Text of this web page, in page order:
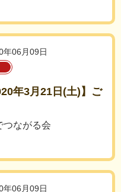
年06月09日
年3月21日(土)】ご
つながる会
年06月09日